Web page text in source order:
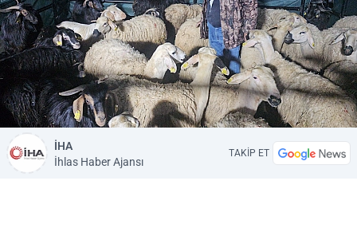
İHA
İhlas Haber Ajansı
TAKİP ET